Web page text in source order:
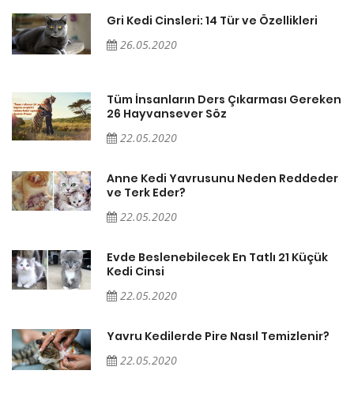
Gri Kedi Cinsleri: 14 Tür ve Özellikleri
26.05.2020
Tüm İnsanların Ders Çıkarması Gereken
26 Hayvansever Söz
22.05.2020
Anne Kedi Yavrusunu Neden Reddeder
ve Terk Eder?
22.05.2020
Evde Beslenebilecek En Tatlı 21 Küçük
Kedi Cinsi
22.05.2020
Yavru Kedilerde Pire Nasıl Temizlenir?
22.05.2020